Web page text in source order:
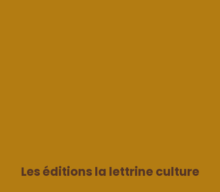
Les éditions la lettrine culture